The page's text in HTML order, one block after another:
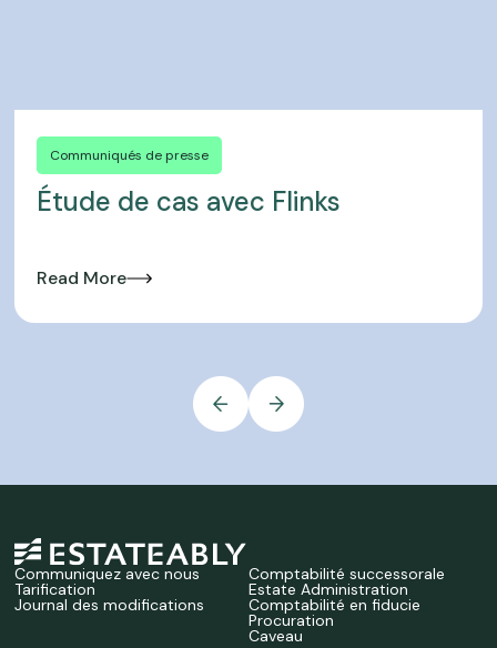
Communiqués de presse
Étude de cas avec Flinks
Read More
Communiquez avec nous
Tarification
Journal des modifications
Comptabilité successorale
Estate Administration
Comptabilité en fiducie
Procuration
Caveau